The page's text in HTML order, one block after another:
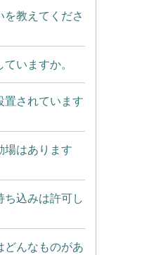
教えてくださ
いますか。
されています
はあります
込みは許可し
んなものがあ